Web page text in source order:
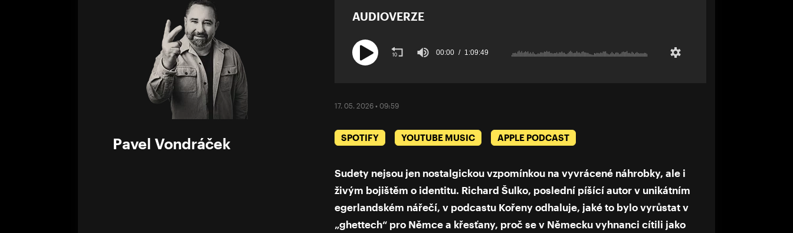
Pavel Vondráček
AUDIOVERZE
00:00 1:09:49
17. 05. 2026 • 09:59
SPOTIFY YOUTUBE MUSIC APPLE PODCAST
Sudety nejsou jen nostalgickou vzpomínkou na vyvrácené náhrobky, ale i
živým bojištěm o identitu. Richard Šulko, poslední píšící autor v unikátním
egerlandském nářečí, v podcastu Kořeny odhaluje, jaké to bylo vyrůstat v
„ghettech“ pro Němce a křesťany, proč se v Německu vyhnanci cítili jako